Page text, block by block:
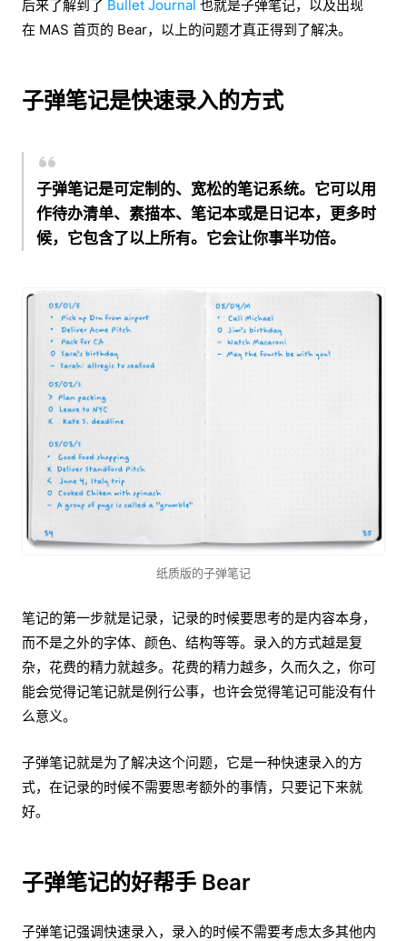
后来了解到了 Bullet Journal 也就是子弹笔记，以及出现
在 MAS 首页的 Bear，以上的问题才真正得到了解决。
子弹笔记是快速录入的方式
子弹笔记是可定制的、宽松的笔记系统。它可以用
作待办清单、素描本、笔记本或是日记本，更多时
候，它包含了以上所有。它会让你事半功倍。
纸质版的子弹笔记
笔记的第一步就是记录，记录的时候要思考的是内容本身，
而不是之外的字体、颜色、结构等等。录入的方式越是复
杂，花费的精力就越多。花费的精力越多，久而久之，你可
能会觉得记笔记就是例行公事，也许会觉得笔记可能没有什
么意义。
子弹笔记就是为了解决这个问题，它是一种快速录入的方
式，在记录的时候不需要思考额外的事情，只要记下来就
好。
子弹笔记的好帮手 Bear
子弹笔记强调快速录入，录入的时候不需要考虑太多其他内